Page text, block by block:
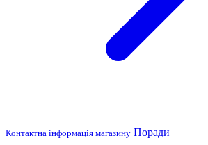
Контактна інформація магазину Поради